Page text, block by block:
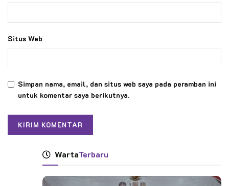
Situs Web
Simpan nama, email, dan situs web saya pada peramban ini
untuk komentar saya berikutnya.
WartaTerbaru